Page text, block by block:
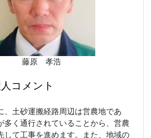
藤原 孝浩
コメント
、土砂運搬経路周辺は営農地であ
多く通行されていることから、営農
して工事を進めます。また、地域の